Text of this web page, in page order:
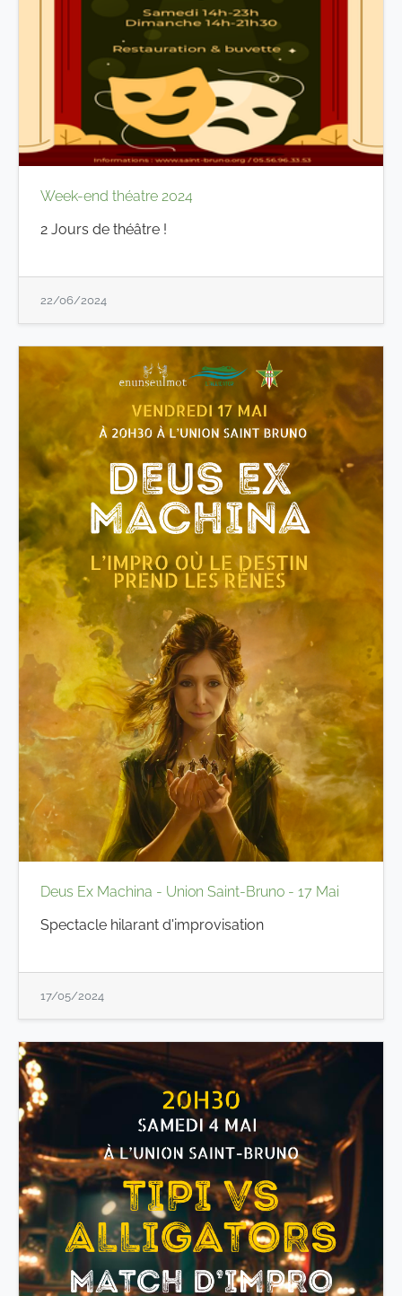
Week-end théatre 2024
2 Jours de théâtre !
22/06/2024
Deus Ex Machina - Union Saint-Bruno - 17 Mai
Spectacle hilarant d'improvisation
17/05/2024